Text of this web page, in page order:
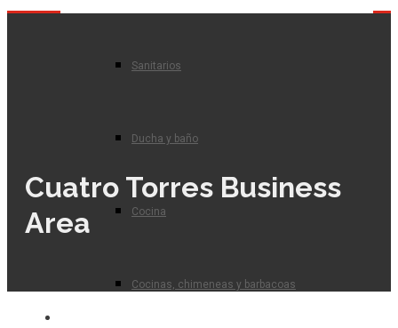
Sanitarios
Ducha y baño
Cocina
Cocinas, chimeneas y barbacoas
Cuatro Torres Business
Area